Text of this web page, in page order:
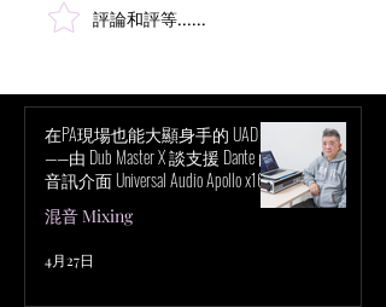
表：1999/03/01｜更新日期：
愛、蘋果派和獨立檢察官辦公
室一樣，是美國文化的一部
分。...
評論和評等......
在PA現場也能大顯身手的 UAD！
——由 Dub Master X 談支援 Dante 的
音訊介面 Universal Audio Apollo x16D
的魅力
混音 Mixing
4月27日